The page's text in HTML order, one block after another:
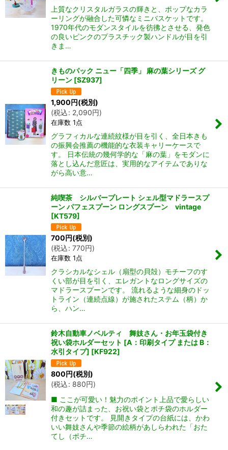
上質なクリスタルガラスの輝きと、ポップなカラ
ーリングが融合した可憐なミニバスケットです。
1970年代のモダンスタイルを彷彿とさせる、発色
の良いピンクのプラスチック製ハンドルが目を引
きま…
きものパック ニュー「四季」 麻の葉シリーズ グ
リーン [SZ937]
1,900円(税別)
(税込: 2,090円)
在庫数 1点
グラフィカルな連続紋様が目を引く、全日本きも
の振興会推薦の機能的な衣装キャリーケースで
す。 日本伝統の幾何学的な「麻の葉」をモダンに
落とし込んだ意匠は、実用的なアイテムでありな
がら高い意…
純喫茶 シルバープレート シェル型マドラースプ
ーン パフェスプーン ロングスプーン vintage
[KT579]
700円(税別)
(税込: 770円)
在庫数 1点
クラシカルなシェル（扇型の貝殻）モチーフのす
くい部が目を引く、エレガントなロングサイズの
マドラースプーンです。 流れるような細身のドッ
トライン（連続点線）が施されたステム（柄）か
ら、ハン…
鈴木自動車ノベルティ 舞妓さん・お年玉袋付き
祝い袋ホルダーセット [A：印刷タイプ または B：
水引タイプ] [KF922]
800円(税別)
(税込: 880円)
■ ここが可愛い！魅力のポイント上品で愛らしい
和の趣が詰まった、お祝い袋とポチ袋のホルダー
付きセットです。 見開きタイプの台紙には、かわ
いい舞妓さんや季節の絵柄があしらわれた「おた
てし（ポチ…